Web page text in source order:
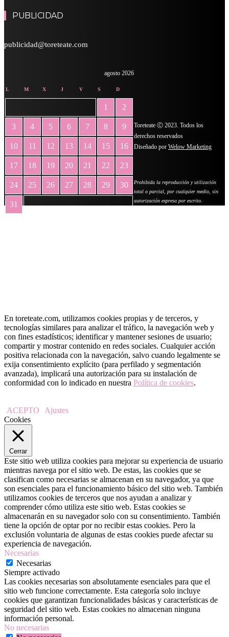
PUBLICIDAD
publicidad@toreteate.com
agosto 2026
L M X J V S D
1 2
3 4 5 6 7 8 9
10 11 12 13 14 15 16
17 18 19 20 21 22 23
24 25 26 27 28 29 30
31
Toreteate Ⓒ 2023. Todos los
derechos reservados
Diseñado por Welow Marketing
Prohibida la reproducción y utilización
total o parcial, por cualquier medio, sin
autorización expresa por escrito.
En toreteate.com, utilizamos cookies propias y de terceros, y
tecnologías similares para analizar el tráfico, la navegación web y
con fines estadísticos; identificar y mantener sesiones de usuario;
compartir y mostrar contenido en redes sociales. Cualquier acción
positiva relacionada con la navegación, salvo cuando legalmente se
exija consentimiento explícito (para perfilado y segmentación
avanzada), implicará una autorización para su instalación de
conformidad con lo indicado en nuestra Política de cookies.
ACEPTO
Ajustes
Cookies
Cerrar
Este sitio web utiliza cookies para mejorar su experiencia de usuario
mientras navega por el sitio web. De estas, las cookies que se
clasifican como necesarias se almacenan en su navegador, ya que
son esenciales para el funcionamiento básico del sitio web. También
utilizamos cookies de terceros que nos ayudan a analizar y
comprender cómo utiliza este sitio web. Estas cookies se
almacenarán en su navegador solo con su consentimiento. También
tiene la opción de optar por no recibir estas cookies. Pero la
exclusión voluntaria de algunas de estas cookies puede afectar su
experiencia de navegación.
Necesarias
Necesarias
Siempre activado
Las cookies necesarias son absolutamente esenciales para que el
sitio web funcione correctamente. Esta categoría solo incluye
cookies que garantizan funcionalidades básicas y características de
seguridad del sitio web. Estas cookies no almacenan ninguna
información personal.
No necesarias